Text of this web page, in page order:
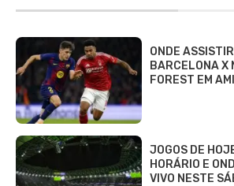
ONDE
BARCELONA X
FOREST EM
JOGOS DE
HORÁRIO E
VIVO NESTE